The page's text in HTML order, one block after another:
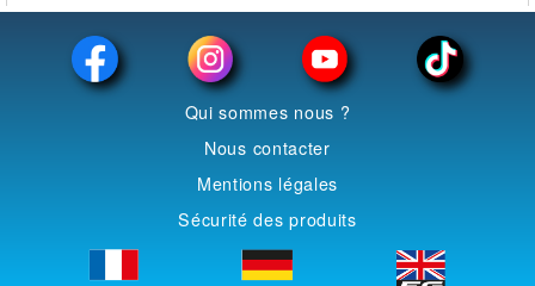
Qui sommes nous ?
Nous contacter
Mentions légales
Sécurité des produits